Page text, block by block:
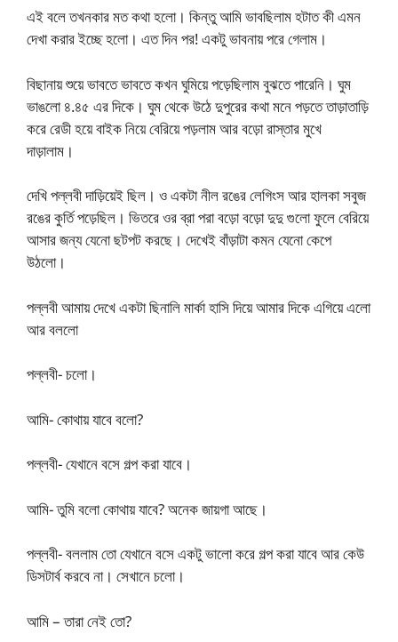
এই বলে তখনকার মত কথা হলো। কিন্তু আমি ভাবছিলাম হটাত কী এমন
দেখা করার ইচ্ছে হলো। এত দিন পর! একটু ভাবনায় পরে গেলাম।
বিছানায় শুয়ে ভাবতে ভাবতে কখন ঘুমিয়ে পড়েছিলাম বুঝতে পারেনি। ঘুম
ভাঙলো ৪.৪৫ এর দিকে। ঘুম থেকে উঠে দুপুরের কথা মনে পড়তে তাড়াতাড়ি
করে রেডী হয়ে বাইক নিয়ে বেরিয়ে পড়লাম আর বড়ো রাস্তার মুখে
দাড়ালাম।
দেখি পল্লবী দাড়িয়েই ছিল। ও একটা নীল রঙের লেগিংস আর হালকা সবুজ
রঙের কুর্তি পড়েছিল। ভিতরে ওর ব্রা পরা বড়ো বড়ো দুদু গুলো ফুলে বেরিয়ে
আসার জন্য যেনো ছটপট করছে। দেখেই বাঁড়াটা কমন যেনো কেপে
উঠলো।
পল্লবী আমায় দেখে একটা ছিনালি মার্কা হাসি দিয়ে আমার দিকে এগিয়ে এলো
আর বললো
পল্লবী- চলো।
আমি- কোথায় যাবে বলো?
পল্লবী- যেখানে বসে গল্প করা যাবে।
আমি- তুমি বলো কোথায় যাবে? অনেক জায়গা আছে।
পল্লবী- বললাম তো যেখানে বসে একটু ভালো করে গল্প করা যাবে আর কেউ
ডিসটার্ব করবে না। সেখানে চলো।
আমি – তারা নেই তো?